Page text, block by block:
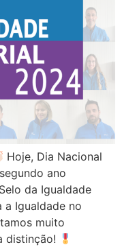
Hoje, Dia Nacional
ano
da Igualdade
a Igualdade no
muito
distinção!